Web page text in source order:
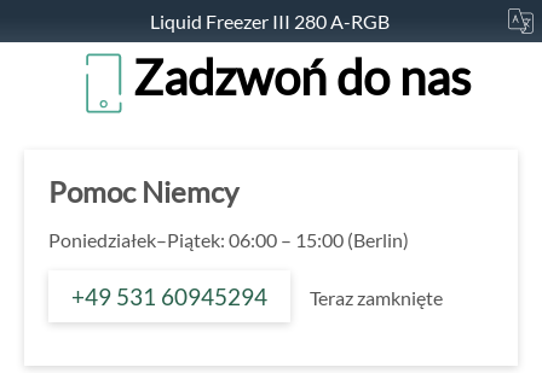
Liquid Freezer III 280 A-RGB
Zadzwoń do nas
Pomoc Niemcy
Poniedziałek–Piątek: 06:00 – 15:00 (Berlin)
+49 531 60945294 Teraz zamknięte